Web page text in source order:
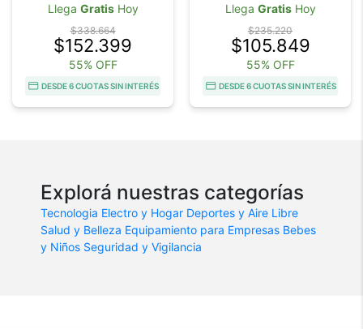
Llega GratisHoy
$338.664
$152.399
55% OFF
DESDE 6 CUOTAS SIN INTERÉS
Llega GratisHoy
$235.220
$105.849
55% OFF
DESDE 6 CUOTAS SIN INTERÉS
Explorá nuestras categorías
Tecnologia Electro y Hogar Deportes y Aire Libre
Salud y Belleza Equipamiento para Empresas Bebes
y Niños Seguridad y Vigilancia